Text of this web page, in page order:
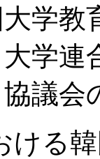
協
体
事
る韓